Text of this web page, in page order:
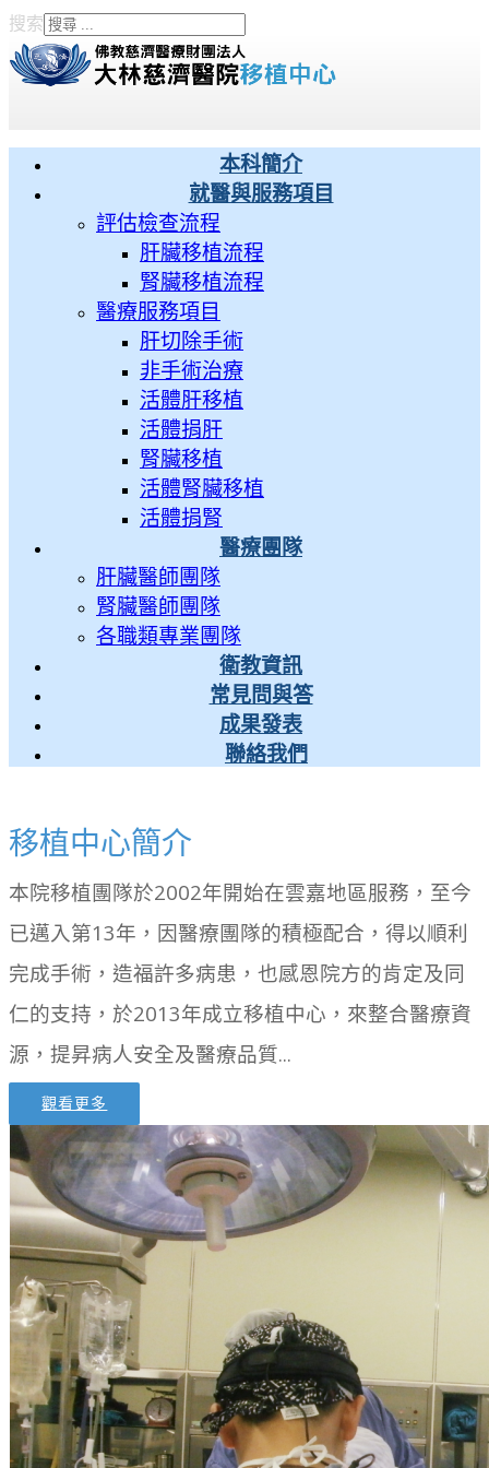
搜索
Type 2 or more characters
for results.
本科簡介
就醫與服務項目
評估檢查流程
肝臟移植流程
腎臟移植流程
醫療服務項目
肝切除手術
非手術治療
活體肝移植
活體捐肝
腎臟移植
活體腎臟移植
活體捐腎
醫療團隊
肝臟醫師團隊
腎臟醫師團隊
各職類專業團隊
衛教資訊
常見問與答
成果發表
聯絡我們
移植中心簡介
本院移植團隊於2002年開始在雲嘉地區服務，至今
已邁入第13年，因醫療團隊的積極配合，得以順利
完成手術，造福許多病患，也感恩院方的肯定及同
仁的支持，於2013年成立移植中心，來整合醫療資
源，提昇病人安全及醫療品質...
觀看更多